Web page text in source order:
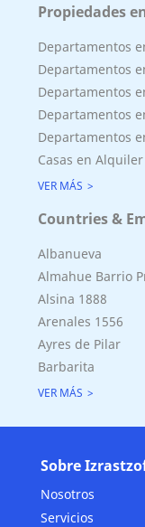
Propiedades
Departamentos
Departamentos
Departamentos
Departamentos
Departamentos
Casas en
VER MÁS
Countries &
Albanueva
Almahue Barrio
Alsina 1888
Arenales 1556
Ayres de Pilar
Barbarita
VER MÁS
Sobre
Nosotros
Servicios